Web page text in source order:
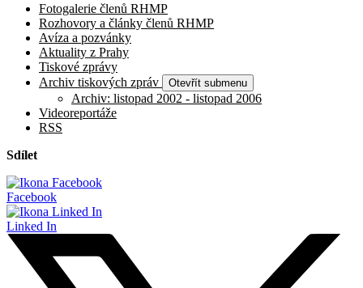
Fotogalerie členů RHMP
Rozhovory a články členů RHMP
Avíza a pozvánky
Aktuality z Prahy
Tiskové zprávy
Archiv tiskových zpráv
Otevřít submenu
Archiv: listopad 2002 - listopad 2006
Videoreportáže
RSS
Sdílet
Facebook
Linked In